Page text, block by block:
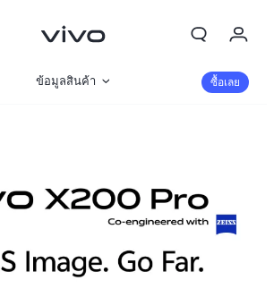
ข้อมูลสินค้า ซื้อเลย